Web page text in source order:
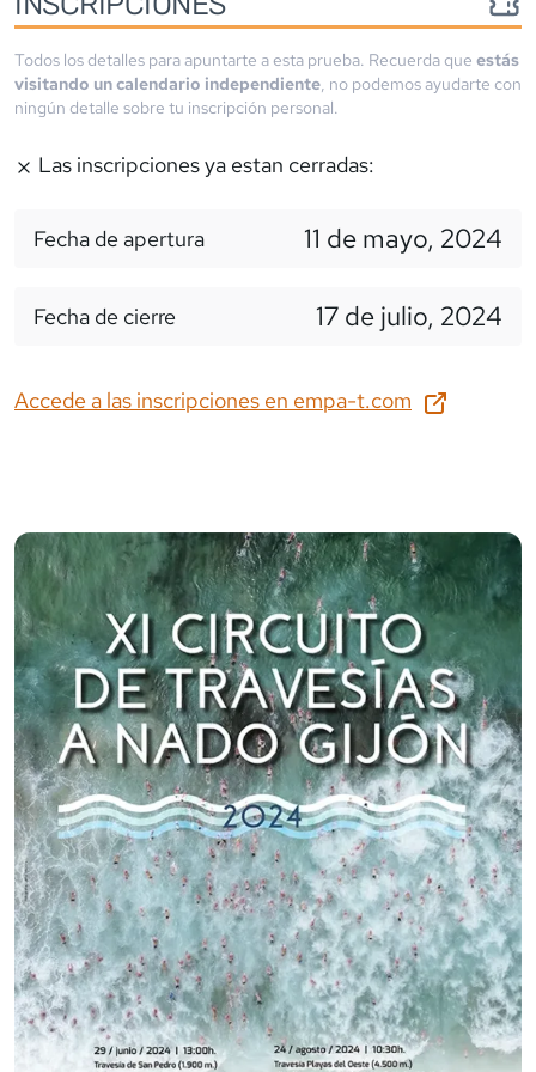
Todos los detalles para apuntarte a esta prueba. Recuerda que estás
visitando un calendario independiente, no podemos ayudarte con
ningún detalle sobre tu inscripción personal.
Las inscripciones ya estan cerradas:
Fecha de apertura 11 de mayo, 2024
Fecha de cierre 17 de julio, 2024
Accede a las inscripciones en empa-t.com